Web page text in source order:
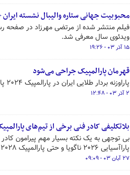
محبوبیت جهانی ستاره والیبال نشسته ایران
ویدئوی سال معرفی شد.
۱۵ آذر ۰۳ - ۱۹:۲۶
قهرمان پارالمپیک جراحی می‌شود
پاراوزنه بردار طلایی ایران در پارالمپیک ۲۰۲۴ پاریس زیر تیغ جراحی خواهد رفت.
۲ آذر ۰۳ - ۱۲:۴۸
بلاتکلیفی کادر فنی برخی از تیم‌های
بی توجهی به یک نکته بسیار مهم پیرامون
پاراآسیایی ۲۰۲۶ ناگویا و حتی پارالمپیک ۲۰۲۸ لس‌آنجلس به کاروان ایران وارد کند.
۲۷ آبان ۰۳ - ۰۹:۰۹